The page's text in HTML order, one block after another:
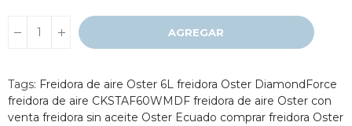
AGREGAR
Tags: Freidora de aire Oster 6L freidora Oster DiamondForce
freidora de aire CKSTAF60WMDF freidora de aire Oster con
venta freidora sin aceite Oster Ecuado comprar freidora Oster